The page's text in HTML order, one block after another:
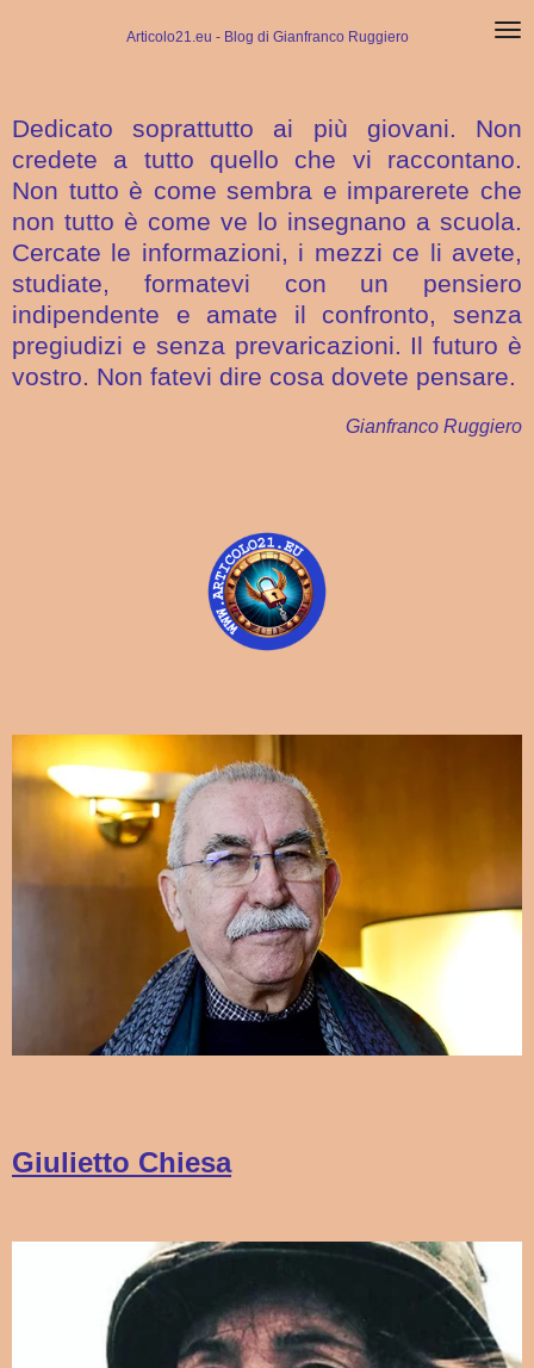
Articolo21.eu - Blog di Gianfranco Ruggiero
Dedicato soprattutto ai più giovani. Non
credete a tutto quello che vi raccontano.
Non tutto è come sembra e imparerete che
non tutto è come ve lo insegnano a scuola.
Cercate le informazioni, i mezzi ce li avete,
studiate, formatevi con un pensiero
indipendente e amate il confronto, senza
pregiudizi e senza prevaricazioni. Il futuro è
vostro. Non fatevi dire cosa dovete pensare.
Gianfranco Ruggiero
Giulietto Chiesa